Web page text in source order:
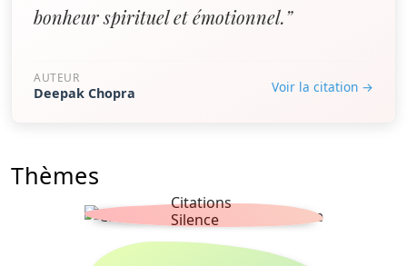
bonheur spirituel et émotionnel.”
AUTEUR
Deepak Chopra Voir la citation →
Thèmes
Citations
Silence